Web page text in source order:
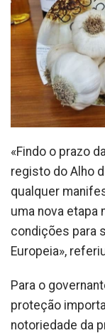
«Findo o prazo
registo do Alho
qualquer
uma nova etapa
condições para
Europeia»,
Para o
proteção
notoriedade da